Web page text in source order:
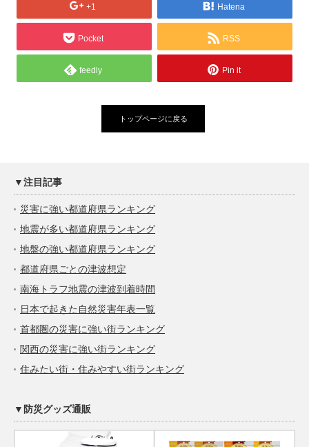
+1 Hatena
Pocket RSS
feedly Pin it
トップページに戻る
▼注目記事
災害に強い都道府県ランキング
地震が多い都道府県ランキング
地盤の強い都道府県ランキング
都道府県ごとの津波想定
南海トラフ地震の津波到着時間
日本で起きた自然災害年表一覧
首都圏の災害に強い街ランキング
関西の災害に強い街ランキング
住みたい街・住みやすい街ランキング
▼防災グッズ通販